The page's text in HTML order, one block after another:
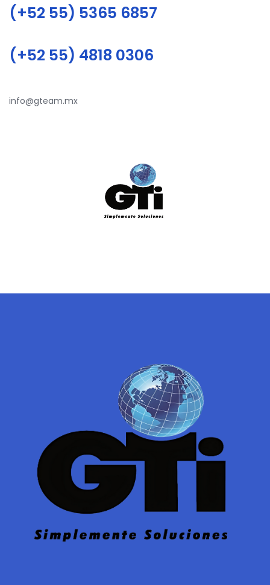
(+52 55) 5365 6857
(+52 55) 4818 0306
info@gteam.mx